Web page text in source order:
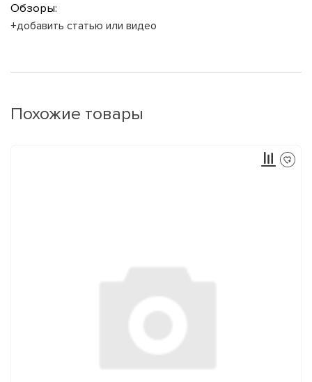
Обзоры:
+добавить статью или видео
Похожие товары